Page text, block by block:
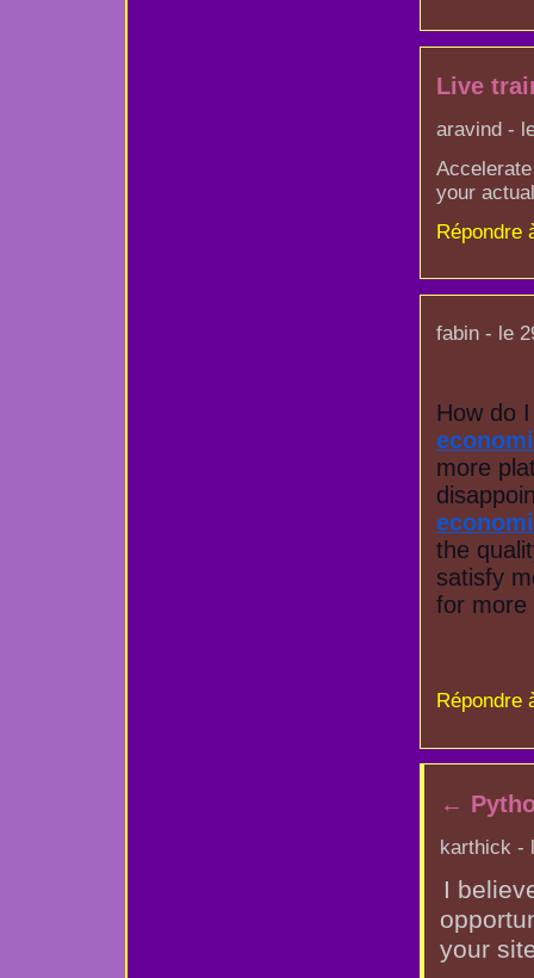
Live
aravind -
your
Répondre
fabin - le
more
the
satisfy
for more
Répondre
←
karthick -
I
your